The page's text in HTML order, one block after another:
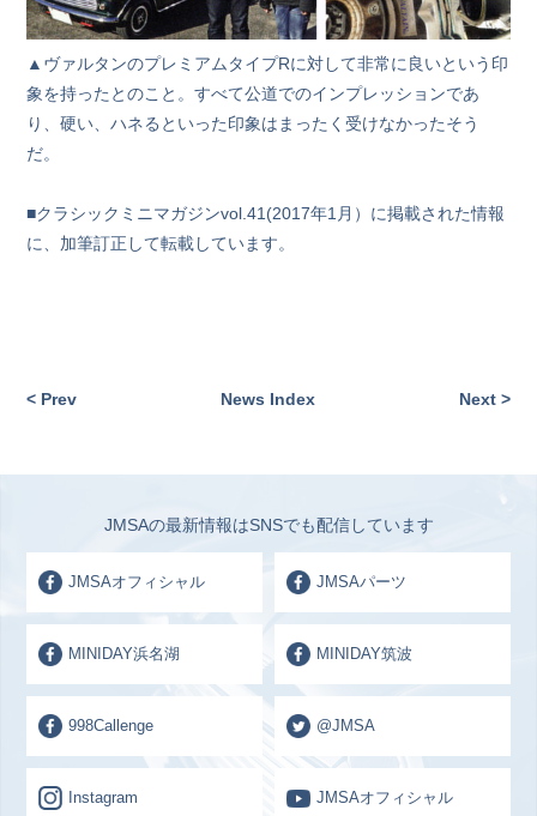
▲ヴァルタンのプレミアムタイプRに対して非常に良いという印
象を持ったとのこと。すべて公道でのインプレッションであ
り、硬い、ハネるといった印象はまったく受けなかったそう
だ。
■クラシックミニマガジンvol.41(2017年1月）に掲載された情報
に、加筆訂正して転載しています。
< Prev News Index Next >
JMSAの最新情報はSNSでも配信しています
JMSAオフィシャル JMSAパーツ
MINIDAY浜名湖 MINIDAY筑波
998Callenge @JMSA
Instagram JMSAオフィシャル